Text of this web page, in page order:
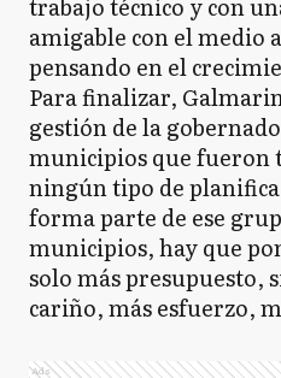
amigable con el medio
pensando en el
Para finalizar,
gestión de la
municipios que fueron
ningún tipo de
forma parte de ese
municipios, hay que
solo más presupuesto,
cariño, más esfuerzo,
Ads